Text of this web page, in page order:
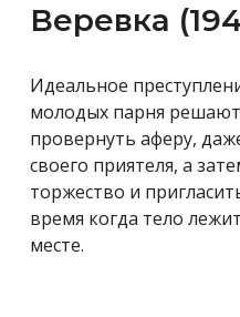
Веревка
Идеальное
молодых парня
провернуть аферу,
своего приятеля, а
торжество и
время когда тело
месте.